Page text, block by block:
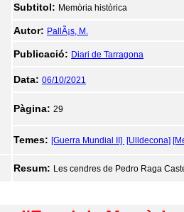
Subtitol: Memòria històrica
Autor: PallÃ¡s, M.
Publicació: Diari de Tarragona
Data: 06/10/2021
Pàgina: 29
Temes: [Guerra Mundial II] [Ulldecona]
Resum: Les cendres de Pedro Raga